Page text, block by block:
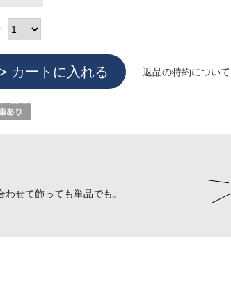
返品の特約について
せて飾っても単品でも。